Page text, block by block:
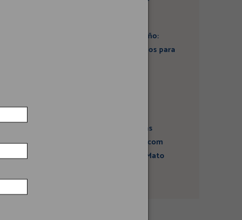
Artigo: Super El Niño:
estamos preparados para
atividades sísmicas
fortalece diálogo com
comunidades em Mato